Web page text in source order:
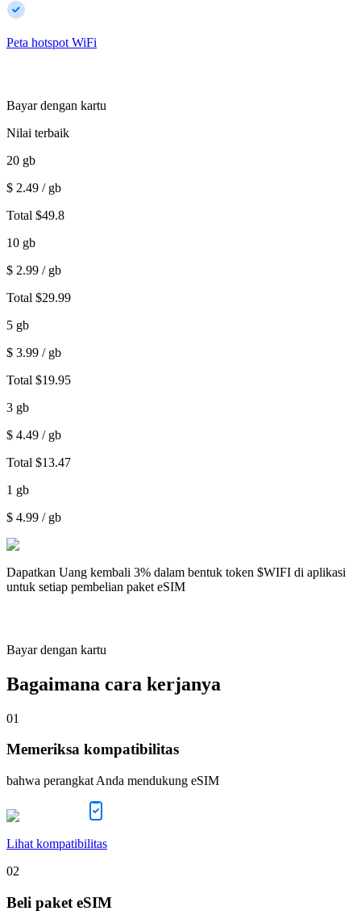
Peta hotspot WiFi
Bayar dengan kartu
Nilai terbaik
20 gb
$ 2.49 / gb
Total $49.8
10 gb
$ 2.99 / gb
Total $29.99
5 gb
$ 3.99 / gb
Total $19.95
3 gb
$ 4.49 / gb
Total $13.47
1 gb
$ 4.99 / gb
Dapatkan Uang kembali 3% dalam bentuk token $WIFI di aplikasi
untuk setiap pembelian paket eSIM
Bayar dengan kartu
Bagaimana cara kerjanya
01
Memeriksa kompatibilitas
bahwa perangkat Anda mendukung eSIM
Lihat kompatibilitas
02
Beli paket eSIM